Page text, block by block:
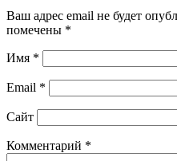
Ваш адрес email не будет
помечены *
Имя *
Email *
Сайт
Комментарий *